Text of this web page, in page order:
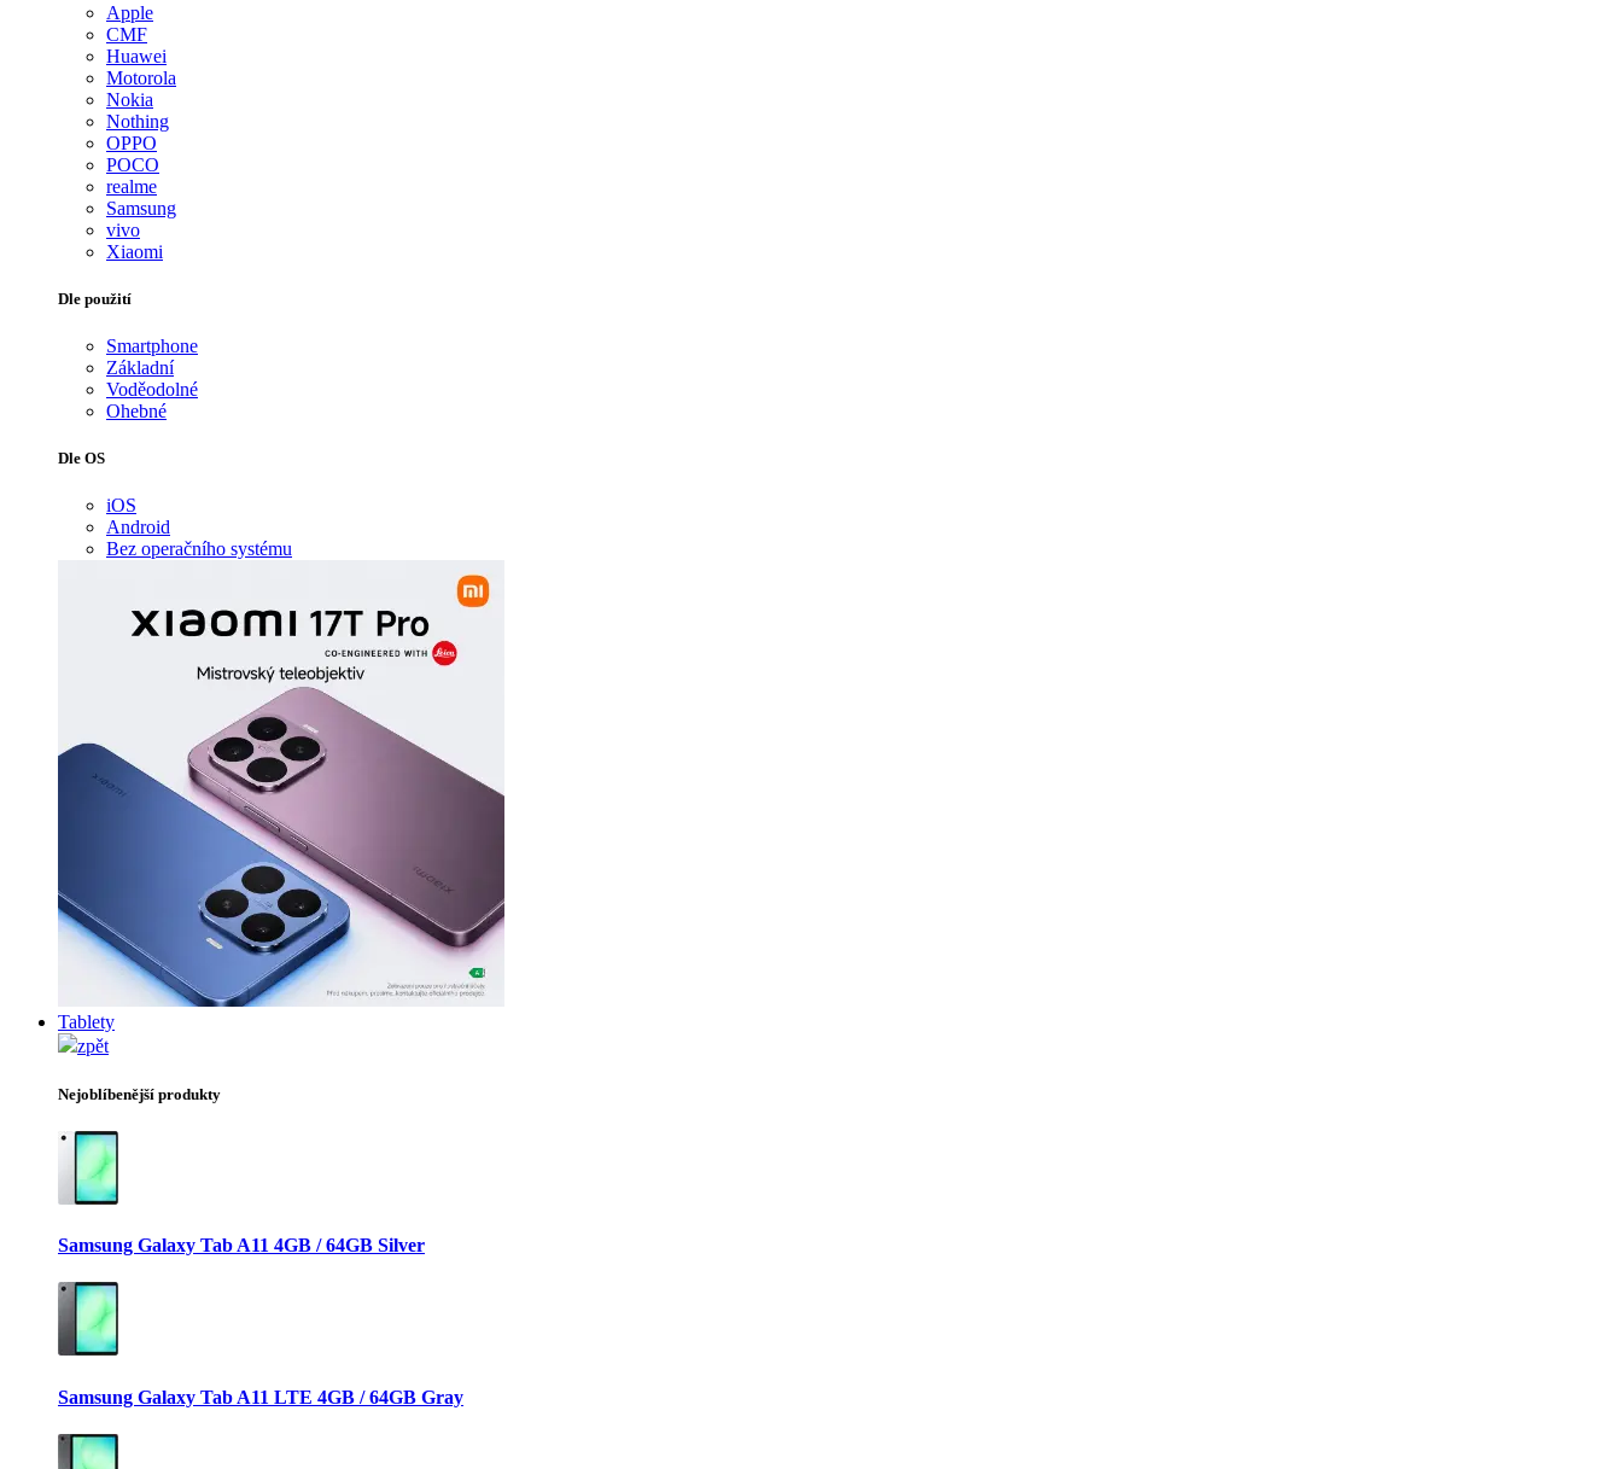
Apple
CMF
Huawei
Motorola
Nokia
Nothing
OPPO
POCO
realme
Samsung
vivo
Xiaomi
Dle použití
Smartphone
Základní
Voděodolné
Ohebné
Dle OS
iOS
Android
Bez operačního systému
Tablety
zpět
Nejoblíbenější produkty
Samsung Galaxy Tab A11 4GB / 64GB Silver
Samsung Galaxy Tab A11 LTE 4GB / 64GB Gray